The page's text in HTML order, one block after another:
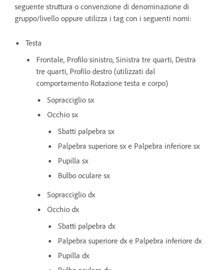
seguente struttura o convenzione di denominazione di
gruppo/livello oppure utilizza i tag con i seguenti nomi:
Testa
Frontale, Profilo sinistro, Sinistra tre quarti, Destra
tre quarti, Profilo destro (utilizzati dal
comportamento Rotazione testa e corpo)
Sopracciglio sx
Occhio sx
Sbatti palpebra sx
Palpebra superiore sx e Palpebra inferiore sx
Pupilla sx
Bulbo oculare sx
Sopracciglio dx
Occhio dx
Sbatti palpebra dx
Palpebra superiore dx e Palpebra inferiore dx
Pupilla dx